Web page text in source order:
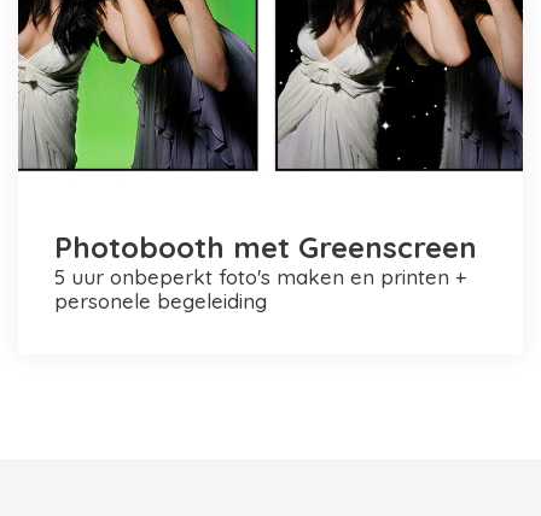
Photobooth met Greenscreen
5 uur onbeperkt foto's maken en printen +
personele begeleiding